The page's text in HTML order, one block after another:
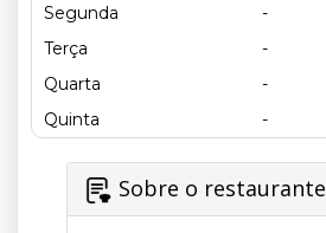
Segunda
-
Terça
-
Quarta
-
Quinta
-
Sobre o restaurante